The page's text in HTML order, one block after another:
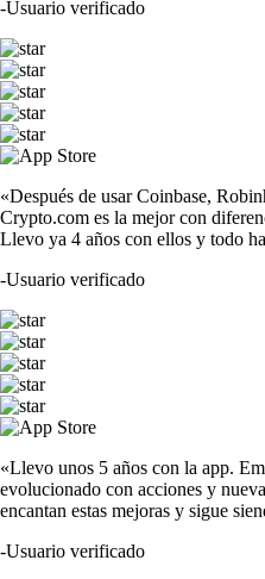
-Usuario verificado
«Después de usar Coinbase,
Crypto.com es la mejor con
Llevo ya 4 años con ellos y todo
-Usuario verificado
«Llevo unos 5 años con la app.
evolucionado con acciones y
encantan estas mejoras y sigue
-Usuario verificado